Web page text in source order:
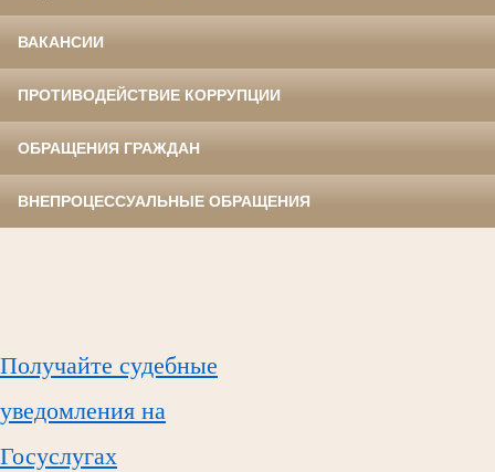
ВАКАНСИИ
ПРОТИВОДЕЙСТВИЕ КОРРУПЦИИ
ОБРАЩЕНИЯ ГРАЖДАН
ВНЕПРОЦЕССУАЛЬНЫЕ ОБРАЩЕНИЯ
Получайте судебные
уведомления на
Госуслугах